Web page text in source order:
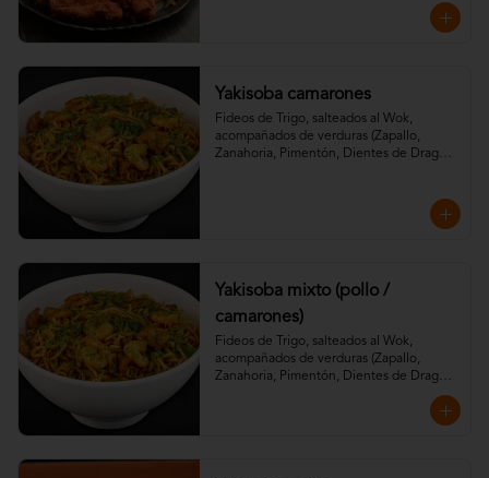
Yakisoba camarones
Fideos de Trigo, salteados al Wok,
acompañados de verduras (Zapallo,
Zanahoria, Pimentón, Dientes de Dragón)
Yakisoba mixto (pollo /
camarones)
Fideos de Trigo, salteados al Wok,
acompañados de verduras (Zapallo,
Zanahoria, Pimentón, Dientes de Dragón)
aderezados con especias de la casa, salsa